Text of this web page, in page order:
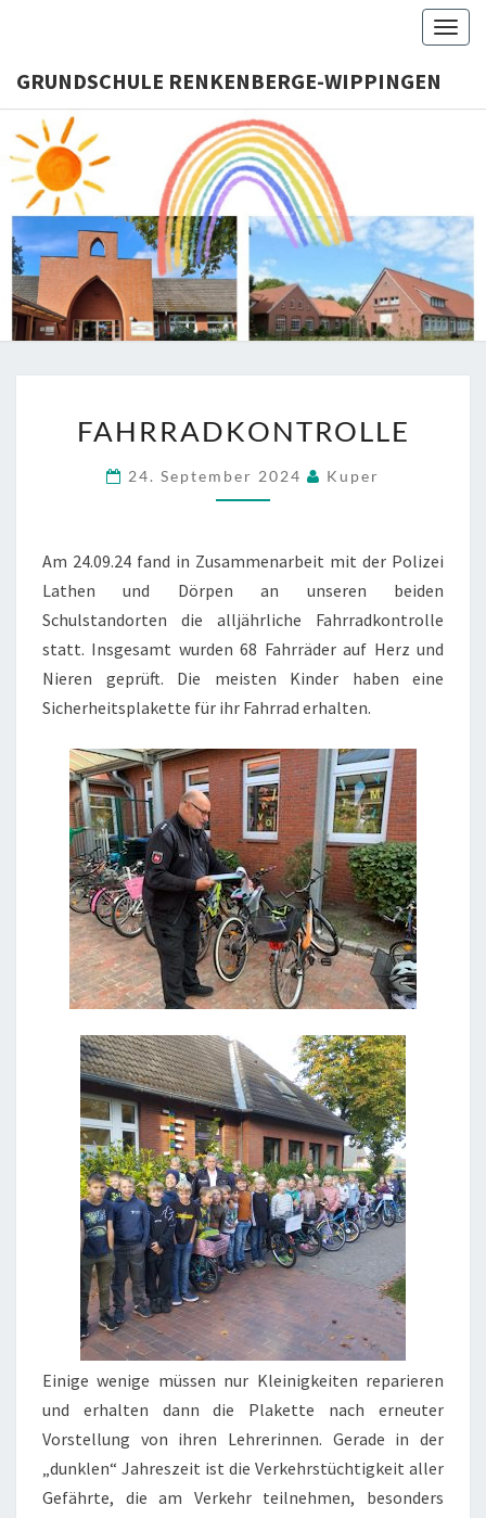
content
GRUNDSCHULE RENKENBERGE-WIPPINGEN
FAHRRADKONTROLLE
24. September 2024 Kuper
Am 24.09.24 fand in Zusammenarbeit mit der Polizei
Lathen und Dörpen an unseren beiden
Schulstandorten die alljährliche Fahrradkontrolle
statt. Insgesamt wurden 68 Fahrräder auf Herz und
Nieren geprüft. Die meisten Kinder haben eine
Sicherheitsplakette für ihr Fahrrad erhalten.
Einige wenige müssen nur Kleinigkeiten reparieren
und erhalten dann die Plakette nach erneuter
Vorstellung von ihren Lehrerinnen. Gerade in der
„dunklen“ Jahreszeit ist die Verkehrstüchtigkeit aller
Gefährte, die am Verkehr teilnehmen, besonders